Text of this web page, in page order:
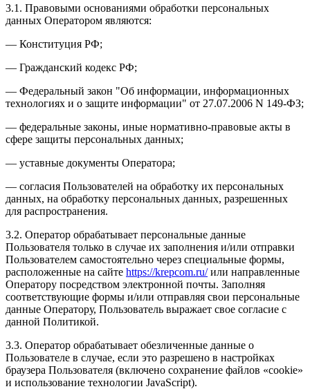
3.1. Правовыми основаниями обработки персональных
данных Оператором являются:
— Конституция РФ;
— Гражданский кодекс РФ;
— Федеральный закон "Об информации, информационных
технологиях и о защите информации" от 27.07.2006 N 149-ФЗ;
— федеральные законы, иные нормативно-правовые акты в
сфере защиты персональных данных;
— уставные документы Оператора;
— согласия Пользователей на обработку их персональных
данных, на обработку персональных данных, разрешенных
для распространения.
3.2. Оператор обрабатывает персональные данные
Пользователя только в случае их заполнения и/или отправки
Пользователем самостоятельно через специальные формы,
расположенные на сайте https://krepcom.ru/или направленные
Оператору посредством электронной почты. Заполняя
соответствующие формы и/или отправляя свои персональные
данные Оператору, Пользователь выражает свое согласие с
данной Политикой.
3.3. Оператор обрабатывает обезличенные данные о
Пользователе в случае, если это разрешено в настройках
браузера Пользователя (включено сохранение файлов «cookie»
и использование технологии JavaScript).